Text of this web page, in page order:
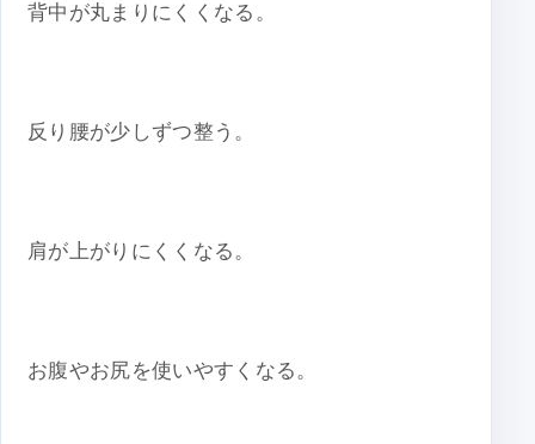
背中が丸まりにくくなる。
反り腰が少しずつ整う。
肩が上がりにくくなる。
お腹やお尻を使いやすくなる。